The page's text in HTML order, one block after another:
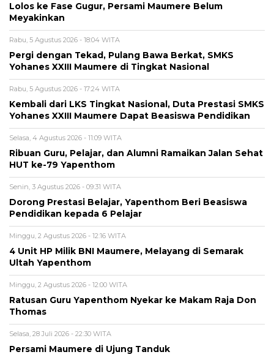
Lolos ke Fase Gugur, Persami Maumere Belum
Meyakinkan
Rabu, 5 Agustus 2026 - 18:04 WITA
Pergi dengan Tekad, Pulang Bawa Berkat, SMKS
Yohanes XXIII Maumere di Tingkat Nasional
Rabu, 5 Agustus 2026 - 17:24 WITA
Kembali dari LKS Tingkat Nasional, Duta Prestasi SMKS
Yohanes XXIII Maumere Dapat Beasiswa Pendidikan
Selasa, 4 Agustus 2026 - 11:09 WITA
Ribuan Guru, Pelajar, dan Alumni Ramaikan Jalan Sehat
HUT ke-79 Yapenthom
Senin, 3 Agustus 2026 - 09:31 WITA
Dorong Prestasi Belajar, Yapenthom Beri Beasiswa
Pendidikan kepada 6 Pelajar
Minggu, 2 Agustus 2026 - 12:16 WITA
4 Unit HP Milik BNI Maumere, Melayang di Semarak
Ultah Yapenthom
Minggu, 2 Agustus 2026 - 12:00 WITA
Ratusan Guru Yapenthom Nyekar ke Makam Raja Don
Thomas
Selasa, 28 Juli 2026 - 22:30 WITA
Persami Maumere di Ujung Tanduk